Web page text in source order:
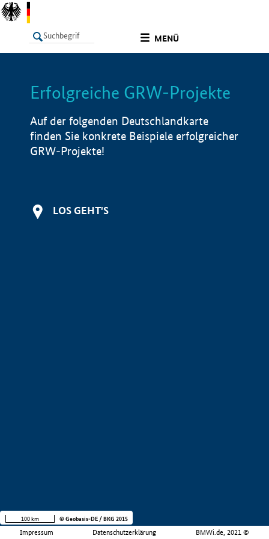
MENÜ
LISTE Info
Erfolgreiche GRW-Projekte
Auf der folgenden Deutschlandkarte
finden Sie konkrete Beispiele erfolgreicher
GRW-Projekte!
LOS GEHT'S
Impressum Datenschutzerklärung BMWi.de, 2021 ©
100 km © Geobasis-DE / BKG 2015